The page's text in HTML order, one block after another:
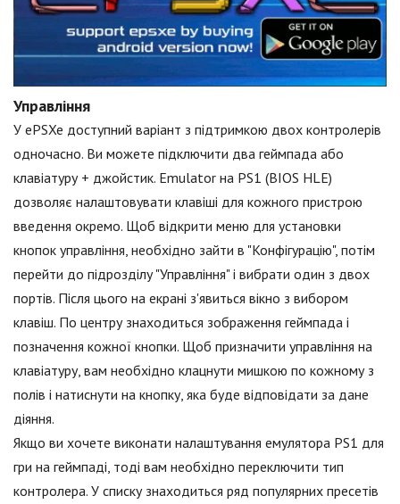
Управління
У ePSXe доступний варіант з підтримкою двох контролерів
одночасно. Ви можете підключити два геймпада або
клавіатуру + джойстик. Emulator на PS1 (BIOS HLE)
дозволяє налаштовувати клавіші для кожного пристрою
введення окремо. Щоб відкрити меню для установки
кнопок управління, необхідно зайти в "Конфігурацію", потім
перейти до підрозділу "Управління" і вибрати один з двох
портів. Після цього на екрані з'явиться вікно з вибором
клавіш. По центру знаходиться зображення геймпада і
позначення кожної кнопки. Щоб призначити управління на
клавіатуру, вам необхідно клацнути мишкою по кожному з
полів і натиснути на кнопку, яка буде відповідати за дане
діяння.
Якщо ви хочете виконати налаштування емулятора PS1 для
гри на геймпаді, тоді вам необхідно переключити тип
контролера. У списку знаходиться ряд популярних пресетів